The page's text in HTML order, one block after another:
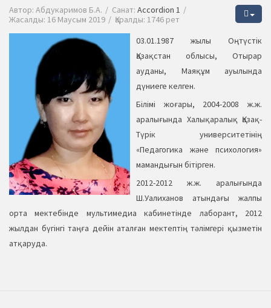
Автор: Абдукаримов Б.А. Санат: Accordion 1
Жасалды: 16 Маусым 2019
Қаралды: 1746 рет
03.01.1987 жылы Оңтүстік
Қазақстан облысы, Отырар
ауданы, Маяқұм ауылында
дүниеге келген.
Білімі жоғары, 2004-2008 ж.ж.
аралығында Халықаралық Қазақ-
Түрік университетінің
«Педагогика және психология»
мамандығын бітірген.
2012-2012 ж.ж. аралығында
Ш.Уалиханов атындағы жалпы
орта мектебінде мультимедиа кабинетінде лаборант, 2012
жылдан бүгінгі таңға дейін аталған мектептің тәлімгері қызметін
атқаруда.